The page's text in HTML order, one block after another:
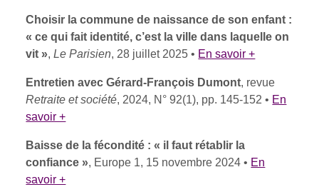
Choisir la commune de naissance de son enfant :
« ce qui fait identité, c’est la ville dans laquelle on
vit »,Le Parisien, 28 juillet 2025 • En savoir +
Entretien avec Gérard-François Dumont, revue
Retraite et société, 2024, N° 92(1), pp. 145-152 • En
savoir +
Baisse de la fécondité : « il faut rétablir la
confiance », Europe 1, 15 novembre 2024 • En
savoir +